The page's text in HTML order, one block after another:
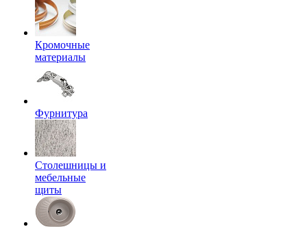
Кромочные
материалы
Фурнитура
Столешницы и
мебельные
щиты